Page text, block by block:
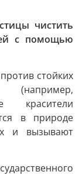
чистить
с помощью
стойких
(например,
красители
в природе
и вызывают